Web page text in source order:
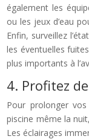
également les
ou les jeux d’eau
Enfin, surveillez
les éventuelles
plus importants à
4. Profitez
Pour prolonger
piscine même la
Les éclairages